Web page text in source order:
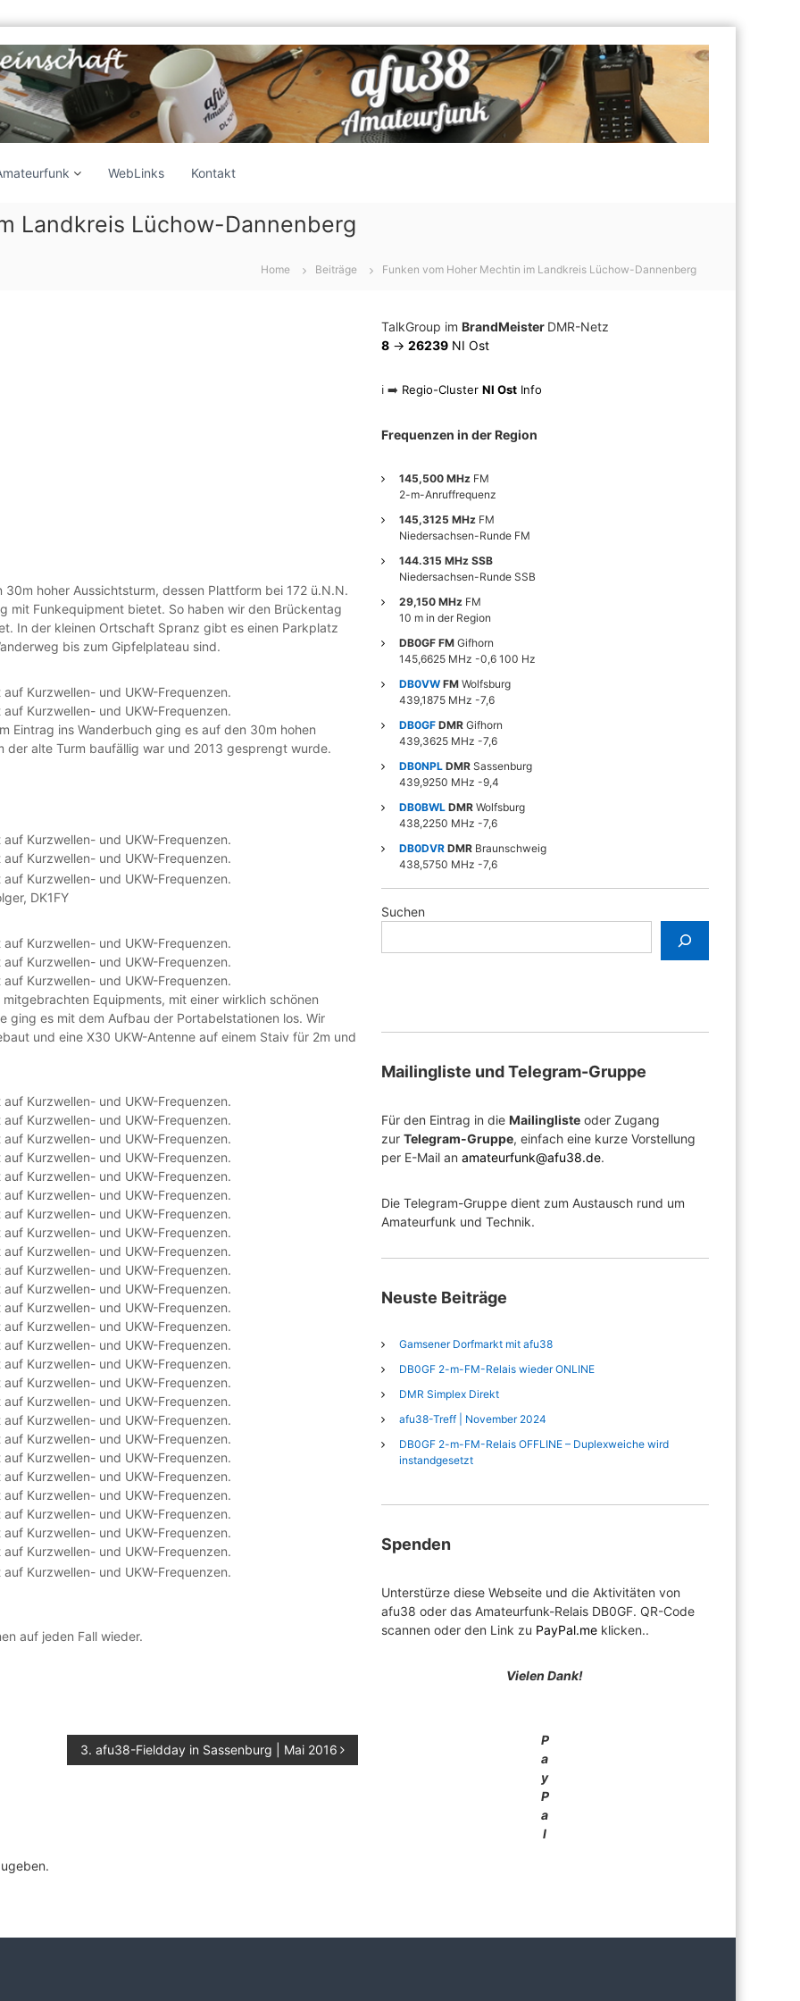
WebLinks Kontakt
Landkreis Lüchow-Dannenberg
Home Beiträge Funken vom Hoher Mechtin im Landkreis Lüchow-Dannenberg
hoher Aussichtsturm, dessen Plattform bei 172 ü.N.N.
mit Funkequipment bietet. So haben wir den Brückentag
In der kleinen Ortschaft Spranz gibt es einen Parkplatz
bis zum Gipfelplateau sind.
Eintrag ins Wanderbuch ging es auf den 30m hohen
alte Turm baufällig war und 2013 gesprengt wurde.
DK1FY
Equipments, mit einer wirklich schönen
ging es mit dem Aufbau der Portabelstationen los. Wir
und eine X30 UKW-Antenne auf einem Staiv für 2m und
auf jeden Fall wieder.
3. afu38-Fieldday in Sassenburg | Mai 2016
TalkGroup im BrandMeister DMR-Netz
8-> 26239NI Ost
ℹ️ ➡️ Regio-Cluster NI OstInfo
Frequenzen in der Region
145,500 MHzFM
2-m-Anruffrequenz
145,3125 MHzFM
Niedersachsen-Runde FM
144.315 MHz SSB
Niedersachsen-Runde SSB
29,150 MHzFM
10 m in der Region
DB0GF FMGifhorn
145,6625 MHz -0,6 100 Hz
DB0VWFMWolfsburg
439,1875 MHz -7,6
DB0GFDMRGifhorn
439,3625 MHz -7,6
DB0NPLDMRSassenburg
439,9250 MHz -9,4
DB0BWLDMRWolfsburg
438,2250 MHz -7,6
DB0DVRDMRBraunschweig
438,5750 MHz -7,6
Suchen
Mailingliste und Telegram-Gruppe
Für den Eintrag in die Mailinglisteoder Zugang
zur Telegram-Gruppe, einfach eine kurze Vorstellung
per E-Mail an amateurfunk@afu38.de.
Die Telegram-Gruppe dient zum Austausch rund um
Amateurfunk und Technik.
Neuste Beiträge
Gamsener Dorfmarkt mit afu38
DB0GF 2-m-FM-Relais wieder ONLINE
DMR Simplex Direkt
afu38-Treff | November 2024
DB0GF 2-m-FM-Relais OFFLINE – Duplexweiche wird
instandgesetzt
Spenden
Unterstürze diese Webseite und die Aktivitäten von
afu38 oder das Amateurfunk-Relais DB0GF. QR-Code
scannen oder den Link zu PayPal.meklicken..
Vielen Dank!
P
a
y
P
a
l